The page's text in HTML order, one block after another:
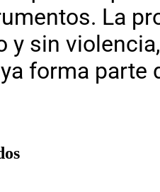
La
y sin
forma parte